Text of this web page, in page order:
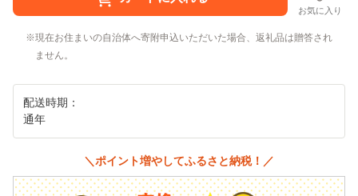
お気に入り
現在お住まいの自治体へ寄附申込いただいた場合、返礼品は贈答され
ません。
配送時期：
通年
＼ポイント増やしてふるさと納税！／